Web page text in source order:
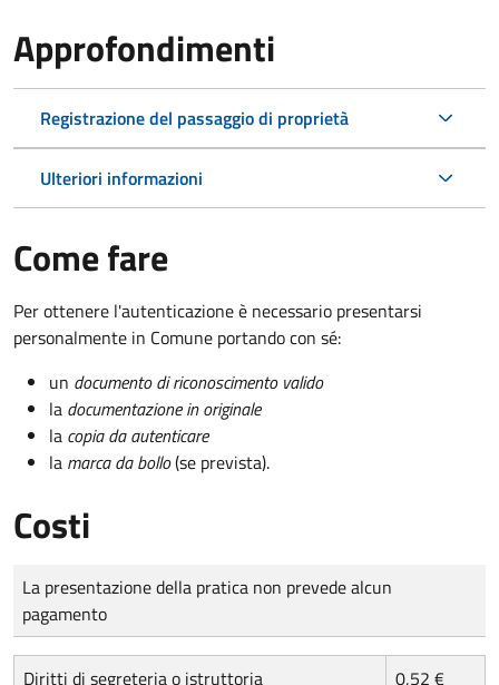
Approfondimenti
Registrazione del passaggio di proprietà
Ulteriori informazioni
Come fare
Per ottenere l'autenticazione è necessario presentarsi
personalmente in Comune portando con sé:
un documento di riconoscimento valido
la documentazione in originale
la copia da autenticare
la marca da bollo(se prevista).
Costi
Tipo di pagamento
Importo
La presentazione della pratica non prevede alcun
pagamento
Diritti di segreteria o istruttoria 0,52 €